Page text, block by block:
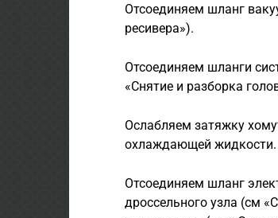
Отсоединяем шланг
ресивера»).
Отсоединяем шланги
«Снятие и разборка
Ослабляем затяжку
охлажда­ющей жидкости.
Отсоединяем шланг
дроссельного узла (см